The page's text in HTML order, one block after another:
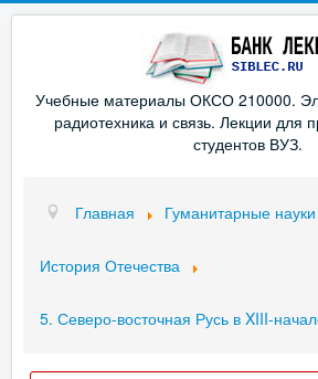
Учебные материалы ОКСО 210000.
радиотехника и связь. Лекции для
студентов ВУЗ.
Главная Гуманитарные науки
История Отечества
5. Северо-восточная Русь в XIII-